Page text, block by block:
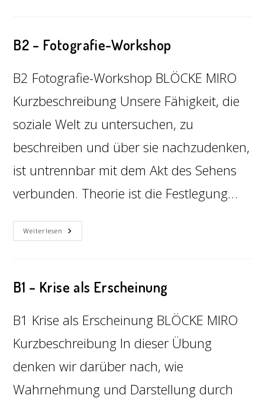
B2 – Fotografie-Workshop
B2 Fotografie-Workshop BLÖCKE MIRO
Kurzbeschreibung Unsere Fähigkeit, die
soziale Welt zu untersuchen, zu
beschreiben und über sie nachzudenken,
ist untrennbar mit dem Akt des Sehens
verbunden. Theorie ist die Festlegung…
Weiterlesen
B1 – Krise als Erscheinung
B1 Krise als Erscheinung BLÖCKE MIRO
Kurzbeschreibung In dieser Übung
denken wir darüber nach, wie
Wahrnehmung und Darstellung durch